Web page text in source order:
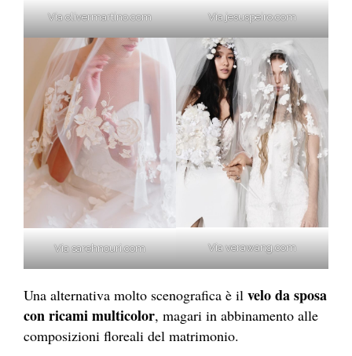
Via olivermartino.com Via jesuspeiro.com
Via sarehnouri.com Via verawang.com
Una alternativa molto scenografica è il velo da sposa
con ricami multicolor, magari in abbinamento alle
composizioni floreali del matrimonio.